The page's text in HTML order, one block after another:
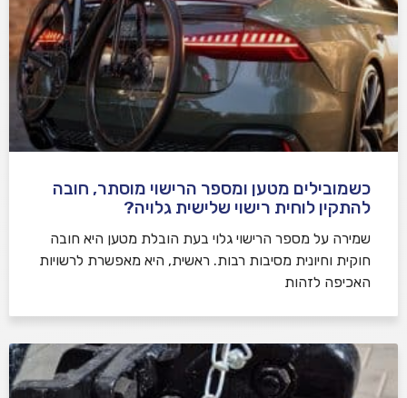
כשמובילים מטען ומספר הרישוי מוסתר, חובה
להתקין לוחית רישוי שלישית גלויה?
שמירה על מספר הרישוי גלוי בעת הובלת מטען היא חובה
חוקית וחיונית מסיבות רבות. ראשית, היא מאפשרת לרשויות
האכיפה לזהות